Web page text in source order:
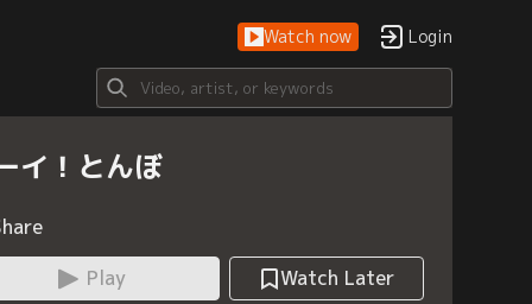
Watch now Login
イ！とんぼ
Play
Watch Later